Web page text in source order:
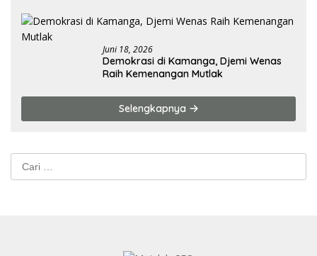
Juni 18, 2026
Demokrasi di Kamanga, Djemi Wenas
Raih Kemenangan Mutlak
Selengkapnya
Cari
untuk: